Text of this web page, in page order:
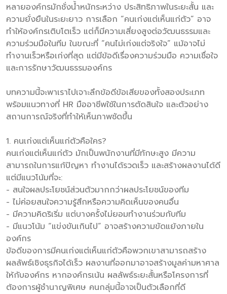
หลายองค์กรมักชั่งน้ำหนักระหว่าง ประสิทธิภาพในระยะสั้น และ
ความยั่งยืนในระยะยาว การเลือก “คนเก่งแต่เห็นแก่ตัว” อาจ
ทำให้องค์กรเติบโตเร็ว แต่ก็มีความเสี่ยงสูงต่อวัฒนธรรมและ
ความร่วมมือในทีม ในขณะที่ “คนไม่เก่งแต่จริงใจ” แม้อาจไม่
ทำงานเร็วหรือเก่งที่สุด แต่มีข้อดีเรื่องความร่วมมือ ความเชื่อใจ
และการรักษาวัฒนธรรมองค์กร
บทความนี้จะพาเราไปเจาะลึกข้อดีข้อเสียของทั้งสองประเภท
พร้อมแนวทางที่ HR มืออาชีพใช้ในการตัดสินใจ และตัวอย่าง
สถานการณ์จริงที่ทำให้เห็นภาพชัดขึ้น
1. คนเก่งแต่เห็นแก่ตัวคือใคร?
คนเก่งแต่เห็นแก่ตัว มักเป็นพนักงานที่มีทักษะสูง มีความ
สามารถในการแก้ปัญหา ทำงานได้รวดเร็ว และสร้างผลงานได้ดี
แต่มีแนวโน้มที่จะ:
- สนใจผลประโยชน์ส่วนตัวมากกว่าผลประโยชน์ของทีม
- ไม่ค่อยสนใจความรู้สึกหรือความคิดเห็นของคนอื่น
- มีความคิดริเริ่ม แต่บางครั้งไม่ยอมทำงานร่วมกับทีม
- มีแนวโน้ม “แข่งขันเกินไป” อาจสร้างความขัดแย้งภายใน
องค์กร
ข้อดีของการมีคนเก่งแต่เห็นแก่ตัวคือพวกเขาสามารถสร้าง
ผลลัพธ์เชิงธุรกิจได้เร็ว ผลงานที่ออกมาอาจสร้างมูลค่ามหาศาล
ให้กับองค์กร หากองค์กรเน้น ผลลัพธ์ระยะสั้นหรือโครงการที่
ต้องการผู้ชำนาญพิเศษ คนกลุ่มนี้อาจเป็นตัวเลือกที่ดี